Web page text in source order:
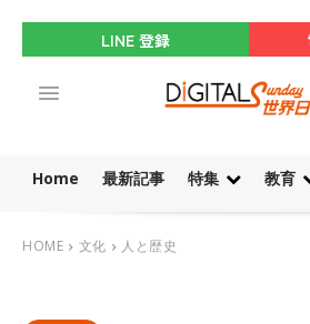
LINE 登録
Home 最新記事 特集 教育
HOME 文化 人と歴史